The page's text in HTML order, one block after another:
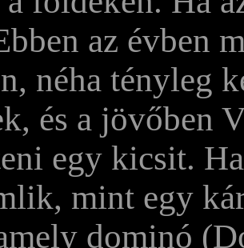
az évben
néha tényleg
és a jövőben
egy kicsit.
mint egy
dominó